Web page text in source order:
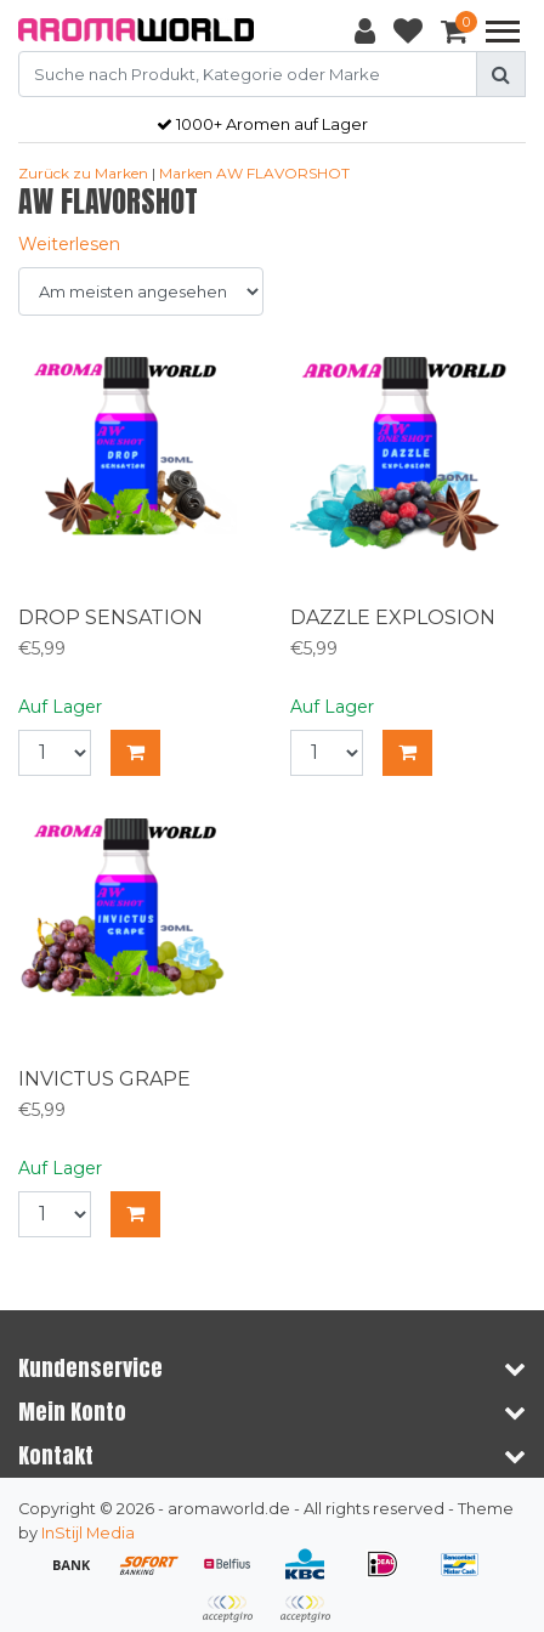
0
1000+ Aromen auf Lager
Zurück zu Marken | Marken AW FLAVORSHOT
AW FLAVORSHOT
Weiterlesen
DROP SENSATION
€5,99
Auf Lager
DAZZLE EXPLOSION
€5,99
Auf Lager
INVICTUS GRAPE
€5,99
Auf Lager
Kundenservice
Mein Konto
Kontakt
Copyright © 2026 - aromaworld.de - All rights reserved - Theme
by InStijl Media